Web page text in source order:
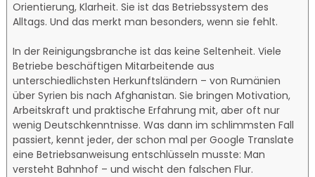
Orientierung, Klarheit. Sie ist das Betriebssystem des
Alltags. Und das merkt man besonders, wenn sie fehlt.
In der Reinigungsbranche ist das keine Seltenheit. Viele
Betriebe beschäftigen Mitarbeitende aus
unterschiedlichsten Herkunftsländern – von Rumänien
über Syrien bis nach Afghanistan. Sie bringen Motivation,
Arbeitskraft und praktische Erfahrung mit, aber oft nur
wenig Deutschkenntnisse. Was dann im schlimmsten Fall
passiert, kennt jeder, der schon mal per Google Translate
eine Betriebsanweisung entschlüsseln musste: Man
versteht Bahnhof – und wischt den falschen Flur.